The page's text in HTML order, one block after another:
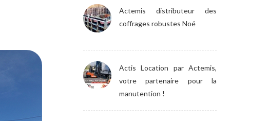
Actemis distributeur des
coffrages robustes Noé
Actis Location par Actemis,
votre partenaire pour la
manutention !